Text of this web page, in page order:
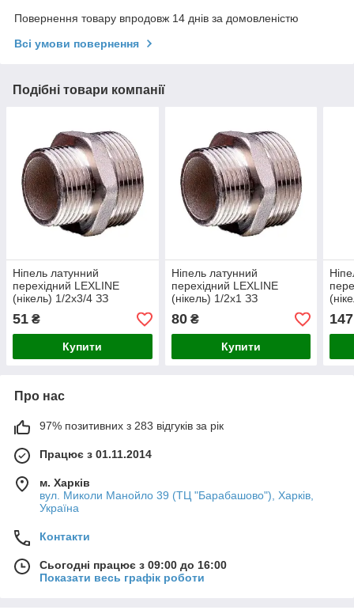
Повернення товару впродовж 14 днів за домовленістю
Всі умови повернення
Подібні товари компанії
Ніпель латунний
перехідний LEXLINE
(нікель) 1/2х3/4 ЗЗ
51 ₴
Купити
Ніпель латунний
перехідний LEXLINE
(нікель) 1/2х1 ЗЗ
80₴
Купити
147
Про нас
97% позитивних з 283 відгуків за рік
Працює з 01.11.2014
м. Харків
вул. Миколи Манойло 39 (ТЦ "Барабашово"), Харків,
Україна
Контакти
Сьогодні працює з 09:00 до 16:00
Показати весь графік роботи